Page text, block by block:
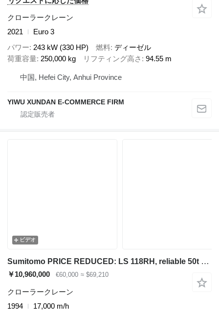
クローラークレーン
2021
Euro 3
パワー 243 kW (330 HP) 燃料 ディーゼル
荷重容量 250,000 kg リフティング高さ 94.55 m
中国, Hefei City, Anhui Province
YIWU XUNDAN E-COMMERCE FIRM
ビデオ
Sumitomo PRICE REDUCED: LS 118RH, reliable 50t crawler crane
￥10,960,000 €60,000 ≈ $69,210
クローラークレーン
1994
17,000 m/h